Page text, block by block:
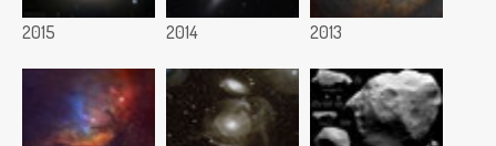
2015 2014 2013